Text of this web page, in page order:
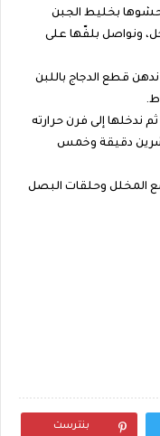
بخليط الجبن
ونواصل بلفّها على
قطع الدجاج باللبن
ندخلها إلى فرن حرارته
عشرين دقيقة وخمس
المخلل وحلقات البصل
بنترست